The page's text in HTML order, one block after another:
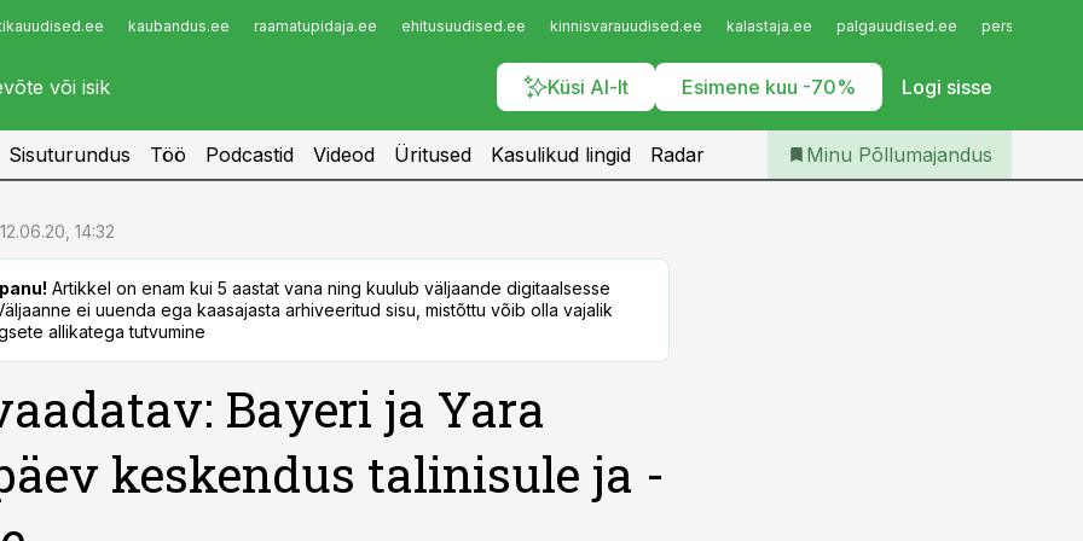
kaubandus.ee raamatupidaja.ee ehitusuudised.ee kinnisvarauudised.ee kalastaja.ee palgauudised.ee
Küsi AI-lt Esimene kuu -70% Logi sisse
Infopank
Iseteenindus
Telli Põllumajandus
Sisuturundus Töö Podcastid Videod Üritused Kasulikud lingid Radar Minu Põllumajandus
12.06.20, 14:32
Artikkel on enam kui 5 aastat vana ning kuulub väljaande digitaalsesse
ei uuenda ega kaasajasta arhiveeritud sisu, mistõttu võib olla vajalik
allikatega tutvumine
Bayeri ja Yara
keskendus talinisule ja -